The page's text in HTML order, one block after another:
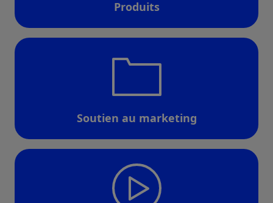
Produits
Soutien au marketing